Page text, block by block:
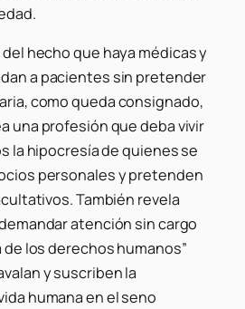
hecho que haya médicas y
a pacientes sin pretender
como queda consignado,
una profesión que deba vivir
la hipocresía de quienes se
personales y pretenden
También revela
atención sin cargo
de los derechos humanos”
y suscriben la
humana en el seno